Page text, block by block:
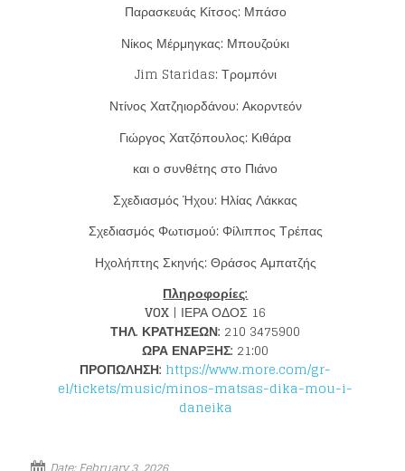
Παρασκευάς Κίτσος: Μπάσο
Νίκος Μέρμηγκας: Μπουζούκι
Jim Staridas: Τρομπόνι
Ντίνος Χατζηιορδάνου: Ακορντεόν
Γιώργος Χατζόπουλος: Κιθάρα
και ο συνθέτης στο Πιάνο
Σχεδιασμός Ήχου: Ηλίας Λάκκας
Σχεδιασμός Φωτισμού: Φίλιππος Τρέπας
Ηχολήπτης Σκηνής: Θράσος Αμπατζής
Πληροφορίες:
VOX | ΙΕΡΑ ΟΔΟΣ 16
ΤΗΛ. ΚΡΑΤΗΣΕΩΝ: 210 3475900
ΩΡΑ ΕΝΑΡΞΗΣ: 21:00
ΠΡΟΠΩΛΗΣΗ: https://www.more.com/gr-
el/tickets/music/minos-matsas-dika-mou-i-
daneika
Loading your form, please wait...